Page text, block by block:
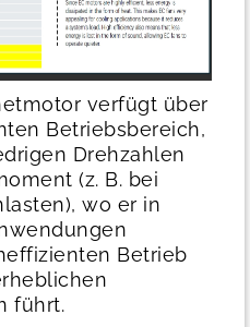
verfügt über
Betriebsbereich,
Drehzahlen
(z. B. bei
wo er in
Betrieb
führt.